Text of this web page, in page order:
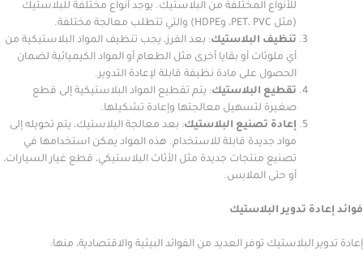
للأنواع المختلفة من البلاستيك. يوجد أنواع مختلفة للبلاستيك
تنظيف البلاستيك: بعد الفرز، يجب تنظيف المواد البلاستيكية من
أي ملوثات أو بقايا أخرى مثل الطعام أو المواد الكيميائية لضمان
الحصول على مادة نظيفة قابلة لإعادة التدوير.
تقطيع البلاستيك: يتم تقطيع المواد البلاستيكية إلى قطع
صغيرة لتسهيل معالجتها وإعادة تشكيلها.
إعادة تصنيع البلاستيك: بعد معالجة البلاستيك، يتم تحويله إلى
مواد جديدة قابلة للاستخدام. هذه المواد يمكن استخدامها في
تصنيع منتجات جديدة مثل الأثاث البلاستيكي، قطع غيار السيارات،
أو حتى الملابس.
تدوير البلاستيك
البلاستيك توفر العديد من الفوائد البيئية والاقتصادية، منها: